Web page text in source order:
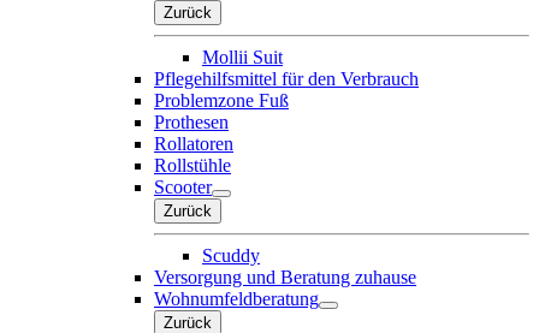
Zurück
Mollii Suit
Pflegehilfsmittel für den Verbrauch
Problemzone Fuß
Prothesen
Rollatoren
Rollstühle
Scooter
Zurück
Scuddy
Versorgung und Beratung zuhause
Wohnumfeldberatung
Zurück